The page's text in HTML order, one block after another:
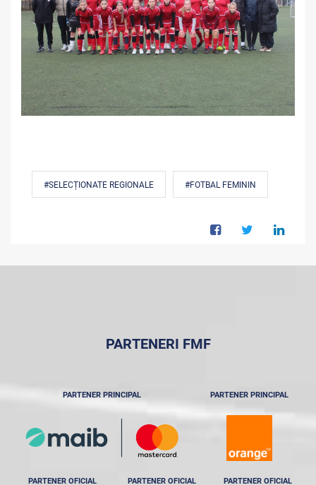
#SELECȚIONATE REGIONALE #FOTBAL FEMININ
PARTENERI FMF
PARTENER PRINCIPAL PARTENER PRINCIPAL
PARTENER OFICIAL PARTENER OFICIAL PARTENER OFICIAL